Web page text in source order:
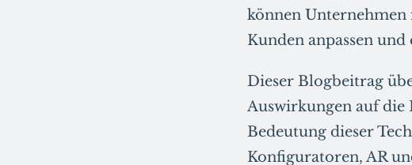
können
Kunden anpassen
Dieser Blogbeitrag
Auswirkungen auf die
Bedeutung dieser
Konfiguratoren, AR